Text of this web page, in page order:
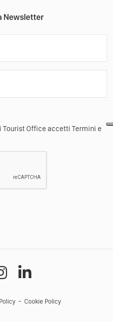
Newsletter
Office accetti Termini e
Cookie Policy